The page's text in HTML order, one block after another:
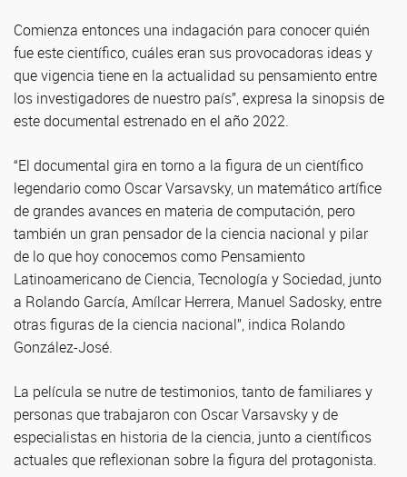
Comienza entonces una indagación para conocer quién
fue este científico, cuáles eran sus provocadoras ideas y
que vigencia tiene en la actualidad su pensamiento entre
los investigadores de nuestro país”, expresa la sinopsis de
este documental estrenado en el año 2022.
“El documental gira en torno a la figura de un científico
legendario como Oscar Varsavsky, un matemático artífice
de grandes avances en materia de computación, pero
también un gran pensador de la ciencia nacional y pilar
de lo que hoy conocemos como Pensamiento
Latinoamericano de Ciencia, Tecnología y Sociedad, junto
a Rolando García, Amílcar Herrera, Manuel Sadosky, entre
otras figuras de la ciencia nacional”, indica Rolando
González-José.
La película se nutre de testimonios, tanto de familiares y
personas que trabajaron con Oscar Varsavsky y de
especialistas en historia de la ciencia, junto a científicos
actuales que reflexionan sobre la figura del protagonista.